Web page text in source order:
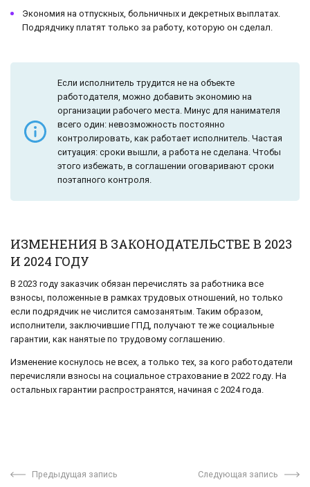
Экономия на отпускных, больничных и декретных выплатах.
Подрядчику платят только за работу, которую он сделал.
Если исполнитель трудится не на объекте
работодателя, можно добавить экономию на
организации рабочего места. Минус для нанимателя
всего один: невозможность постоянно
контролировать, как работает исполнитель. Частая
ситуация: сроки вышли, а работа не сделана. Чтобы
этого избежать, в соглашении оговаривают сроки
поэтапного контроля.
ИЗМЕНЕНИЯ В ЗАКОНОДАТЕЛЬСТВЕ В 2023
И 2024 ГОДУ
В 2023 году заказчик обязан перечислять за работника все
взносы, положенные в рамках трудовых отношений, но только
если подрядчик не числится самозанятым. Таким образом,
исполнители, заключившие ГПД, получают те же социальные
гарантии, как нанятые по трудовому соглашению.
Изменение коснулось не всех, а только тех, за кого работодатели
перечисляли взносы на социальное страхование в 2022 году. На
остальных гарантии распространятся, начиная с 2024 года.
Предыдущая запись Следующая запись